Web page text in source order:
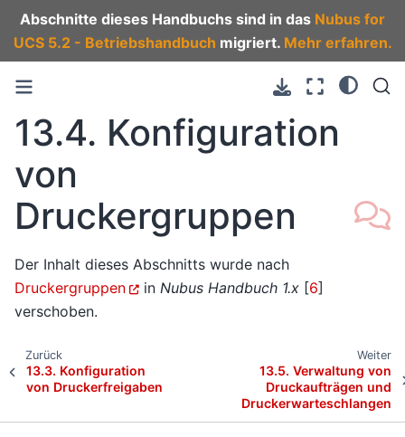
Abschnitte dieses Handbuchs sind in das Nubus for
UCS 5.2 - Betriebshandbuch migriert. Mehr erfahren.
13.4. Konfiguration
von
Druckergruppen
Der Inhalt dieses Abschnitts wurde nach
Druckergruppen
in Nubus Handbuch 1.x[6]
verschoben.
Zurück
13.3. Konfiguration
von Druckerfreigaben
Weiter
13.5.Verwaltung von
Druckaufträgen und
Druckerwarteschlangen